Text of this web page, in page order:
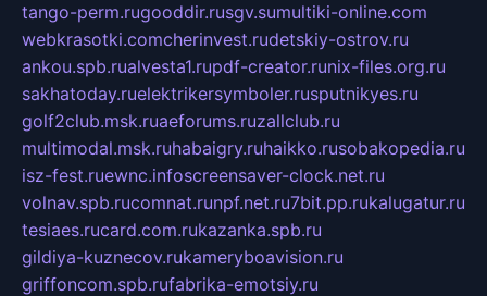
tango-perm.rugooddir.rusgv.sumultiki-online.com
webkrasotki.comcherinvest.rudetskiy-ostrov.ru
ankou.spb.rualvesta1.rupdf-creator.runix-files.org.ru
sakhatoday.ruelektrikersymboler.rusputnikyes.ru
golf2club.msk.ruaeforums.ruzallclub.ru
multimodal.msk.ruhabaigry.ruhaikko.rusobakopedia.ru
isz-fest.ruewnc.infoscreensaver-clock.net.ru
volnav.spb.rucomnat.runpf.net.ru7bit.pp.rukalugatur.ru
tesiaes.rucard.com.rukazanka.spb.ru
gildiya-kuznecov.rukameryboavision.ru
griffoncom.spb.rufabrika-emotsiy.ru